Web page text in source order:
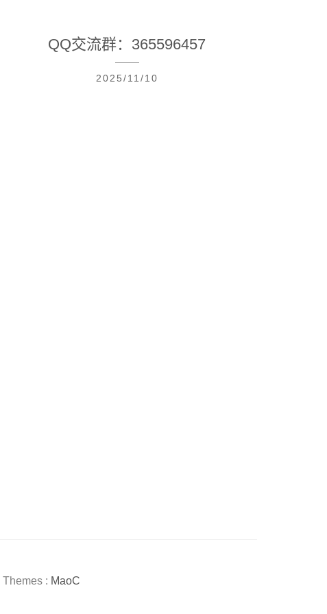
QQ交流群：365596457
2025/11/10
Themes : MaoC